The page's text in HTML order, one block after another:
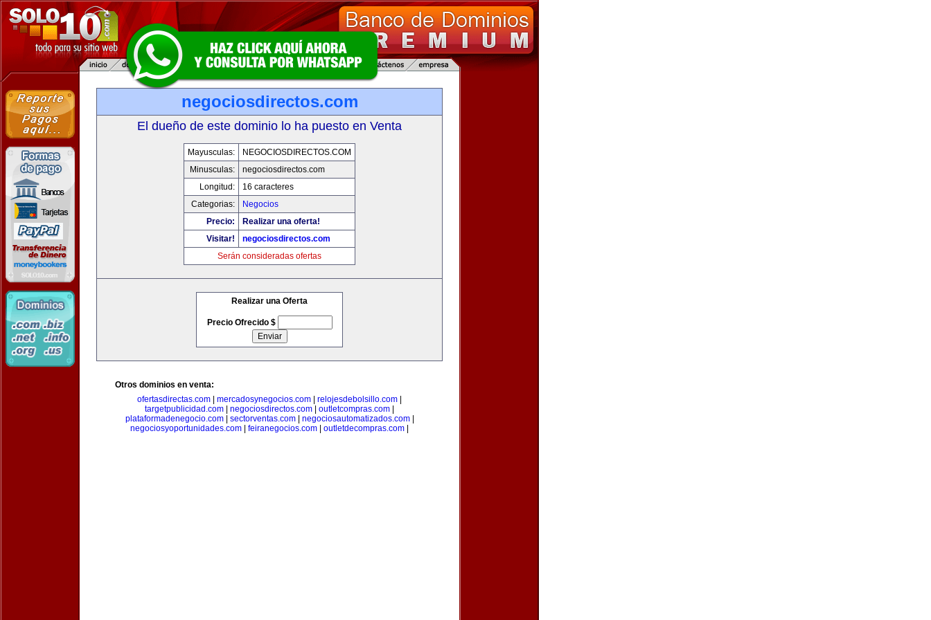
negociosdirectos.com
El dueño de este dominio lo ha puesto en Venta
Mayusculas:
NEGOCIOSDIRECTOS.COM
Minusculas:
negociosdirectos.com
Longitud:
16 caracteres
Categorias:
Negocios
Precio:
Realizar una oferta!
Visitar!
negociosdirectos.com
Serán consideradas ofertas
Realizar una Oferta
Precio Ofrecido $
Otros dominios en venta:
ofertasdirectas.com
mercadosynegocios.com relojesdebolsillo.com
targetpublicidad.com
negociosdirectos.com outletcompras.com
plataformadenegocio.com| sectorventas.com| negociosautomatizados.com|
negociosyoportunidades.com
feiranegocios.com outletdecompras.com